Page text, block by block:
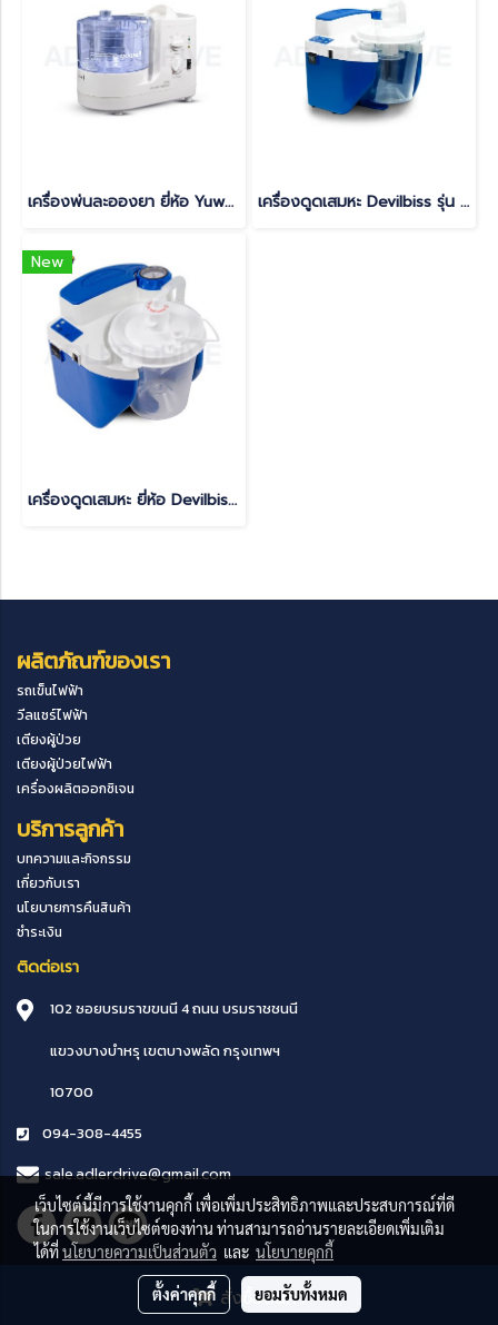
สั่งซื้อสินค้า
เครื่องพ่นละอองยา ยี่ห้อ Yuwell แบบ ULTRASONIC รุ่น 402AI เครื่องดูดเสมหะ Devilbiss รุ่น 7314P-AP มีแบตเตอรี่ในตัว (backup battery)
New
เครื่องดูดเสมหะ ยี่ห้อ Devilbiss รุ่น 7314D-NE
ผลิตภัณฑ์ของเรา
รถเข็นไฟฟ้า
วีลแชร์ไฟฟ้า
เตียงผู้ป่วย
เตียงผู้ป่วยไฟฟ้า
เครื่องผลิตออกซิเจน
บริการลูกค้า
บทความและกิจกรรม
เกี่ยวกับเรา
นโยบายการคืนสินค้า
ชำระเงิน
ติดต่อเรา
102 ซอยบรมราขขนนี 4 ถนน บรมราชชนนี
แขวงบางบำหรุ เขตบางพลัดกรุงเทพฯ
10700
094-308-4455
sale.adlerdrive@gmail.com
เว็บไซต์นี้มีการใช้งานคุกกี้ เพื่อเพิ่มประสิทธิภาพและประสบการณ์ที่ดี
ในการใช้งานเว็บไซต์ของท่าน ท่านสามารถอ่านรายละเอียดเพิ่มเติม
ได้ที่นโยบายความเป็นส่วนตัว และ นโยบายคุกกี้
ตั้งค่าคุกกี้ ยอมรับทั้งหมด